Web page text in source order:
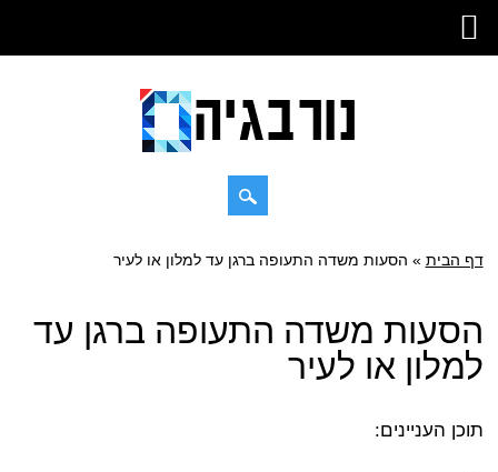
Main menu
Skip
דף הבית » הסעות משדה התעופה ברגן עד למלון או לעיר
הסעות משדה התעופה ברגן עד
למלון או לעיר
תוכן העניינים: